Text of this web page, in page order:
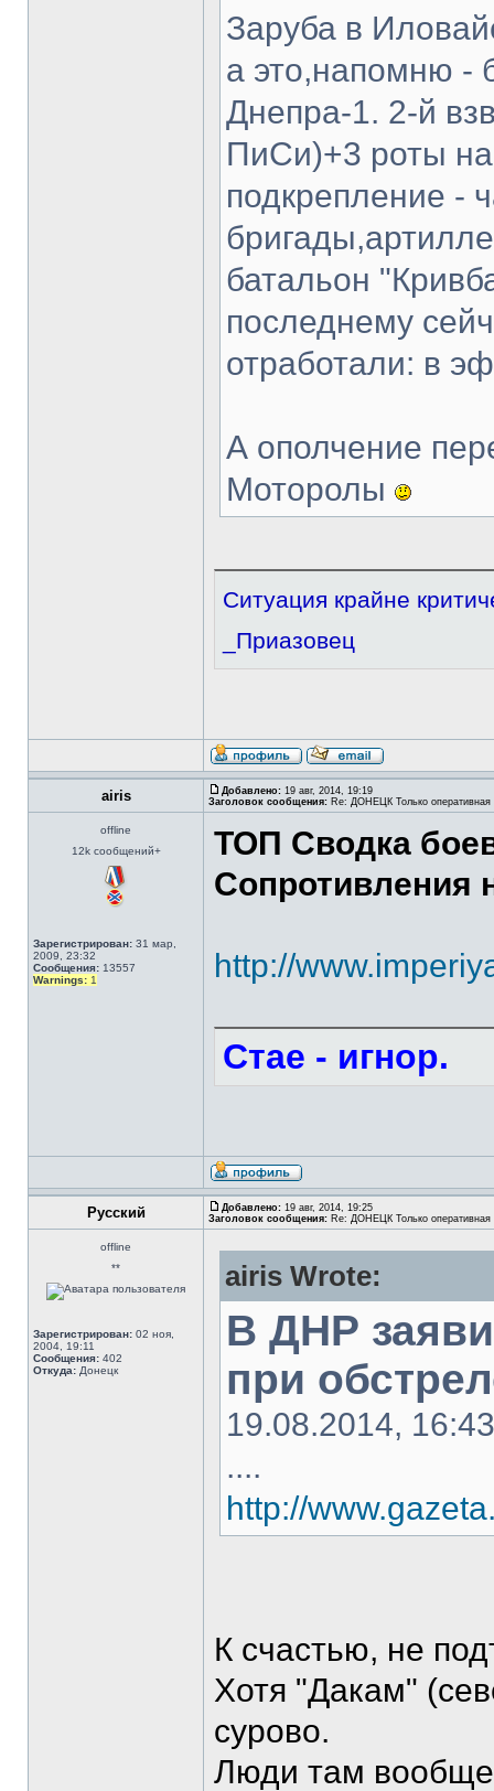
Заруба в
а это,напомню -
Днепра-1. 2-й
ПиСи)+3 роты
подкрепление -
батальон
последнему
отработали: в
А ополчение
Моторолы
Ситуация крайне
_Приазовец
airis Добавлено: 19 авг, 2014, 19:19
Заголовок сообщения: Re: ДОНЕЦК Только оперативная
offline
12k сообщений+
Зарегистрирован: 31 мар,
2009, 23:32
Сообщения: 13557
Warnings: 1
ТОП Сводка
Сопротивления
http://
Стае - игнор.
Русский Добавлено: 19 авг, 2014, 19:25
Заголовок сообщения: Re: ДОНЕЦК Только оперативная
offline
**
Зарегистрирован: 02 ноя,
2004, 19:11
Сообщения: 402
Откуда: Донецк
airis Wrote:
В ДНР
при
19.08.2014,
....
http://
К счастью, не
Хотя "Дакам"
сурово.
Люди там вообще